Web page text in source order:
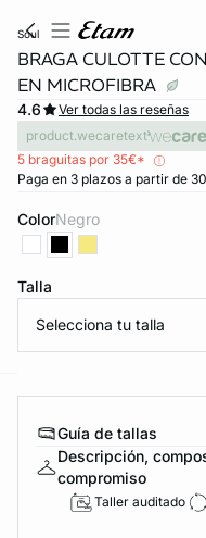
soul
BRAGA CULOTTE
EN MICROFIBRA
4.6
Ver todas las reseñas
product.wecaretext
5 braguitas por 35€*
Paga en 3 plazos a partir de
Color negro
Talla
Selecciona tu talla
Guía de tallas
Descripción,
compromiso
Taller auditado